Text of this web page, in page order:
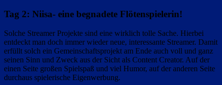
Tag 2: Niisa- eine begnadete Flötenspielerin!
Solche Streamer Projekte sind eine wirklich tolle Sache. Hierbei
entdeckt man doch immer wieder neue, interessante Streamer. Damit
erfüllt solch ein Gemeinschaftsprojekt am Ende auch voll und ganz
seinen Sinn und Zweck aus der Sicht als Content Creator. Auf der
einen Seite großen Spielspaß und viel Humor, auf der anderen Seite
durchaus spielerische Eigenwerbung.